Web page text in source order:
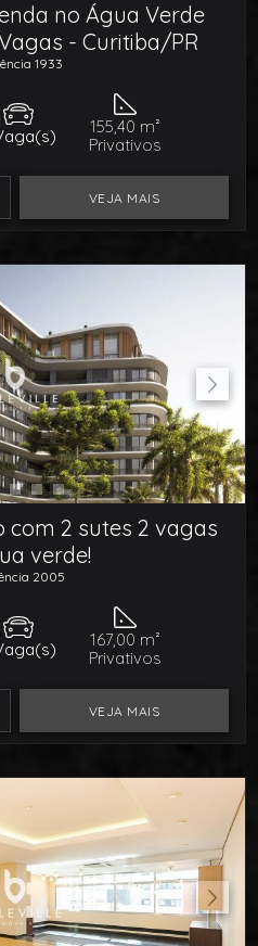
no Água Verde
- Curitiba/PR
1933
155,40 m²
Privativos
VEJA MAIS
2 sutes 2 vagas
verde!
2005
167,00 m²
Privativos
VEJA MAIS